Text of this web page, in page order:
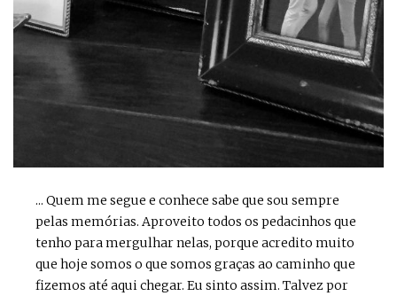
... Quem me segue e conhece sabe que sou sempre
pelas memórias. Aproveito todos os pedacinhos que
tenho para mergulhar nelas, porque acredito muito
que hoje somos o que somos graças ao caminho que
fizemos até aqui chegar. Eu sinto assim. Talvez por